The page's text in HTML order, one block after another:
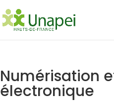
Numérisation
électronique